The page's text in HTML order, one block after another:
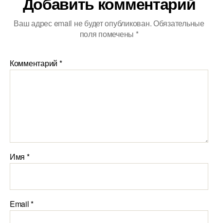
Ваш адрес email не будет опубликован.Обязательные
поля помечены *
Комментарий *
Имя *
Email*